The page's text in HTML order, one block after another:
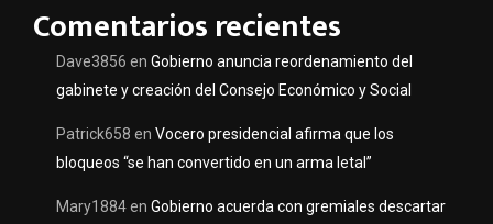
Comentarios recientes
Dave3856 en Gobierno anuncia reordenamiento del
gabinete y creación del Consejo Económico y Social
Patrick658 en Vocero presidencial afirma que los
bloqueos “se han convertido en un arma letal”
Mary1884en Gobierno acuerda con gremiales descartar